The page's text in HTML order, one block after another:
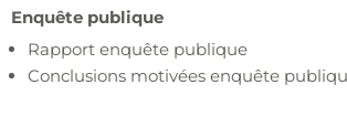
Enquête publique
Rapport enquête publique
Conclusions motivées enquête